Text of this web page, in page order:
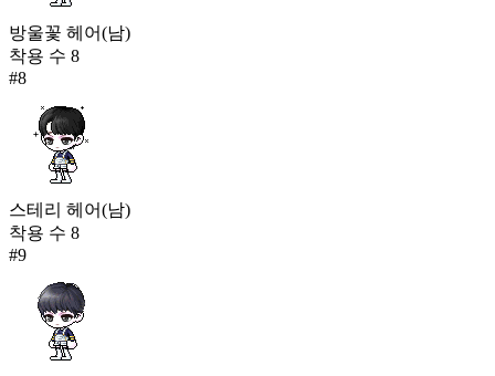
방울꽃 헤어(남)
착용 수 8
#8
스테리 헤어(남)
착용 수 8
#9